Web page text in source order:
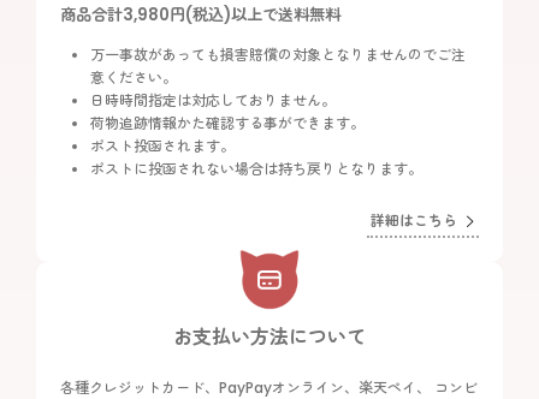
商品合計3,980円(税込)以上で送料無料
万一事故があっても損害賠償の対象となりませんのでご注
意ください。
日時時間指定は対応しておりません。
荷物追跡情報かた確認する事ができます。
ポスト投函されます。
ポストに投函されない場合は持ち戻りとなります。
詳細はこちら
お支払い方法について
各種クレジットカード、PayPayオンライン、楽天ペイ、 コンビ